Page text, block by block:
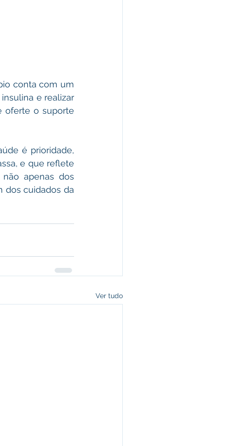
conta com um
e realizar
oferte o suporte
é prioridade,
e que reflete
apenas dos
dos cuidados da
Ver tudo